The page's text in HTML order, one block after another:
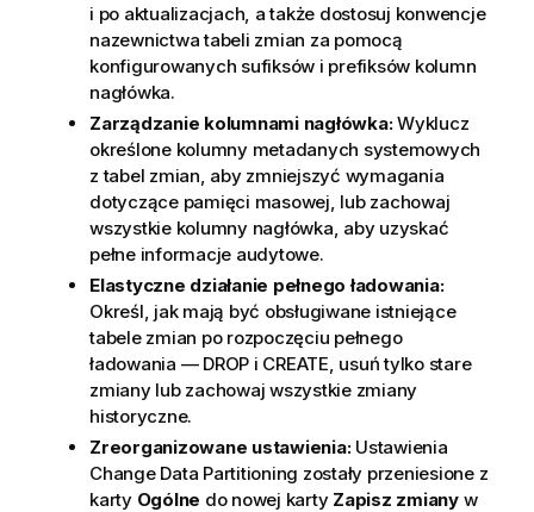
i po aktualizacjach, a także dostosuj konwencje
nazewnictwa tabeli zmian za pomocą
konfigurowanych sufiksów i prefiksów kolumn
nagłówka.
Zarządzanie kolumnami nagłówka:Wyklucz
określone kolumny metadanych systemowych
z tabel zmian, aby zmniejszyć wymagania
dotyczące pamięci masowej, lub zachowaj
wszystkie kolumny nagłówka, aby uzyskać
pełne informacje audytowe.
Elastyczne działanie pełnego ładowania:
Określ, jak mają być obsługiwane istniejące
tabele zmian po rozpoczęciu pełnego
ładowania — DROP i CREATE, usuń tylko stare
zmiany lub zachowaj wszystkie zmiany
historyczne.
Zreorganizowane ustawienia: Ustawienia
Change Data Partitioning zostały przeniesione z
karty Ogólne do nowej karty Zapisz zmianyw